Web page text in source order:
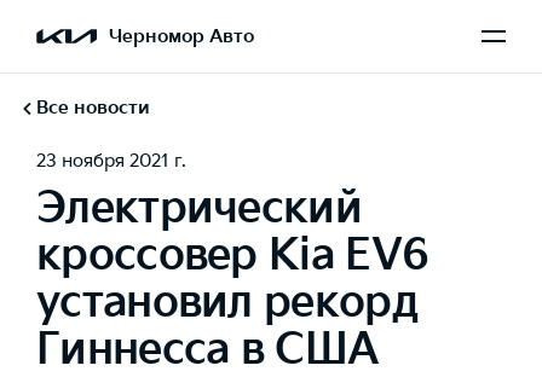
Черномор Авто
Все новости
23 ноября 2021 г.
Электрический
кроссовер Kia EV6
установил рекорд
Гиннесса в США